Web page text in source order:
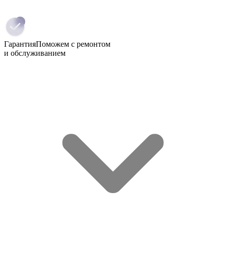
ГарантияПоможем с ремонтом
и обслуживанием